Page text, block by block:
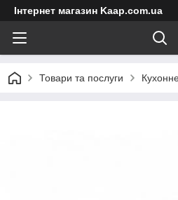
Інтернет магазин Kaap.com.ua
Товари та послуги